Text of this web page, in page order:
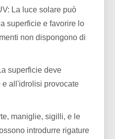
La luce solare può
superficie e favorire lo
non dispongono di
superficie deve
e all'idrolisi provocate
maniglie, sigilli, e le
introdurre rigature